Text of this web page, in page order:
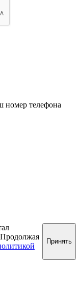
номер телефона
Продолжая
Принять